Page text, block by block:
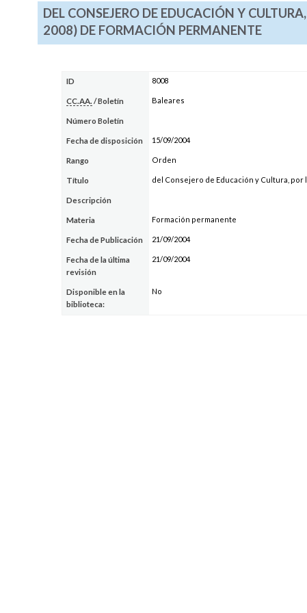
DEL CONSEJERO DE EDUCACIÓN Y
2008) DE FORMACIÓN PERMANENTE
ID 8008
CC.AA. / Boletín Baleares
Número Boletín
Fecha de disposición 15/09/2004
Rango Orden
Título del Consejero de Educación y Cultura, por
Descripción
Materia Formación permanente
Fecha de Publicación 21/09/2004
Fecha de la última
revisión
21/09/2004
Disponible en la
biblioteca:
No